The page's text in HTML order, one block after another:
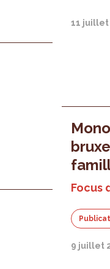
11 juillet
Focus
9 juillet